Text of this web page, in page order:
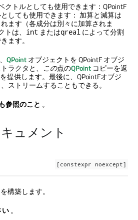
クトルとしても使用できます：QPointF
しても使用できます： 加算と減算は
ます（各成分は別々に加算されま
は、 int またはqreal によって分割
ます。
QPointオブジェクトを QPointF オブジ
ラクタと、 この点のQPoint コピーを返
提供します。最後に、QPointFオブジ
ストリームすることもできる。
も参照のこと 。
ュメント
[constexpr noexcept]
構築します。
い。